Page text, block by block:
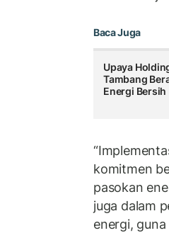
Baca Juga
Upaya
Tambang
Energi Bersih
komitmen
pasokan
juga dalam
energi,